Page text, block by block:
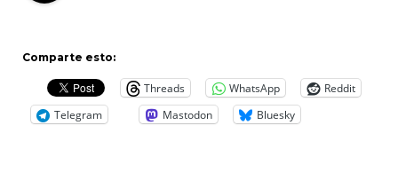
Comparte esto:
Threads WhatsApp
Reddit
Telegram
Mastodon Bluesky